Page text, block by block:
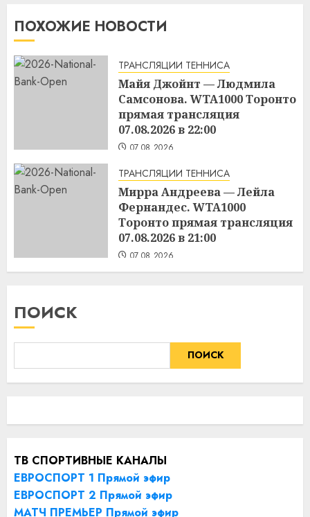
ПОХОЖИЕ НОВОСТИ
ТРАНСЛЯЦИИ ТЕННИСА
Майя Джойнт — Людмила
Самсонова. WTA1000 Торонто
прямая трансляция
07.08.2026 в 22:00
07.08.2026
ТРАНСЛЯЦИИ ТЕННИСА
Мирра Андреева — Лейла
Фернандес. WTA1000
Торонто прямая трансляция
07.08.2026 в 21:00
07.08.2026
ПОИСК
ПОИСК
ТВ СПОРТИВНЫЕ КАНАЛЫ
ЕВРОСПОРТ 1 Прямой эфир
ЕВРОСПОРТ 2 Прямой эфир
МАТЧ ПРЕМЬЕР Прямой эфир